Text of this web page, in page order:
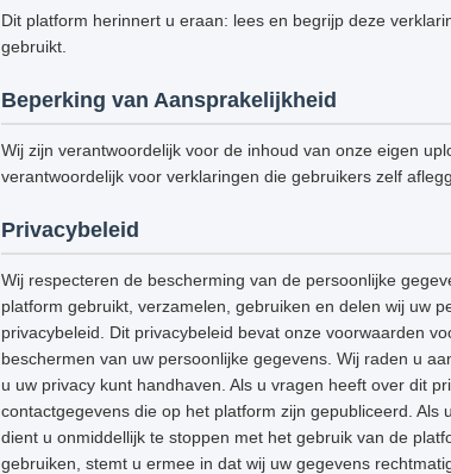
Dit platform herinnert u eraan: lees en begrijp deze
gebruikt.
Beperking van Aansprakelijkheid
Wij zijn verantwoordelijk voor de inhoud van onze eigen
verantwoordelijk voor verklaringen die gebruikers zelf
Privacybeleid
Wij respecteren de bescherming van de persoonlijke
platform gebruikt, verzamelen, gebruiken en delen wij uw
privacybeleid. Dit privacybeleid bevat onze voorwaarden
beschermen van uw persoonlijke gegevens. Wij raden u
u uw privacy kunt handhaven. Als u vragen heeft over dit
contactgegevens die op het platform zijn gepubliceerd. Als
dient u onmiddellijk te stoppen met het gebruik van de
gebruiken, stemt u ermee in dat wij uw gegevens